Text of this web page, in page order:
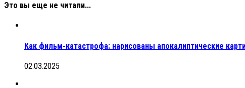
Это вы еще не читали...
Как фильм-катастрофа: нарисованы апокалиптические
02.03.2025